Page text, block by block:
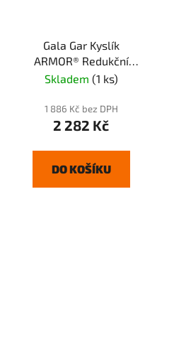
Gala Gar Kyslík
ARMOR® Redukční
ventil
Skladem (1 ks)
1 886 Kč bez DPH
2 282 Kč
DO KOŠÍKU